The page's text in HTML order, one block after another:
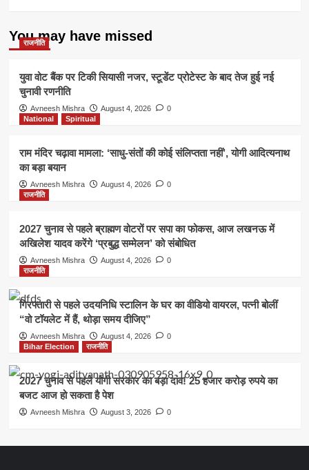
You may have missed
राजनीति
युवा वोट बैंक पर टिकी सियासी नजर, स्टूडेंट प्रोटेस्ट के बाद तेज हुई नई
चुनावी रणनीति
Avneesh Mishra August 4, 2026
0
National
Spiritual
राम मंदिर चढ़ावा मामला: ‘साधु-संतों की कोई संलिप्तता नहीं’, योगी आदित्यनाथ
का बड़ा बयान
Avneesh Mishra August 4, 2026
0
राजनीति
2027 चुनाव से पहले ब्राह्मण वोटरों पर सपा का फोकस, आज लखनऊ में
अखिलेश यादव करेंगे ‘प्रबुद्ध सम्मेलन’ को संबोधित
Avneesh Mishra August 4, 2026
0
राजनीति
गिरफ्तारी से पहले उदयनिधि स्टालिन के घर का वीडियो वायरल, पत्नी बोलीं
“वो टॉयलेट में हैं, थोड़ा समय दीजिए”
Avneesh Mishra August 4, 2026
0
Bihar Election
राजनीति
2027 चुनाव से पहले योगी सरकार का बड़ा दांव! 25 हजार करोड़ रुपये का
बजट आज हो सकता है पेश
Avneesh Mishra August 3, 2026 0